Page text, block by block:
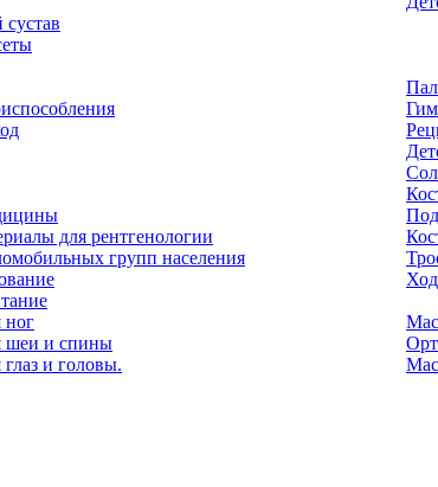
для рентгенологии
групп населения
ног
шеи и спины
и головы.